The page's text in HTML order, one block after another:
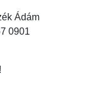
Ádám
0901